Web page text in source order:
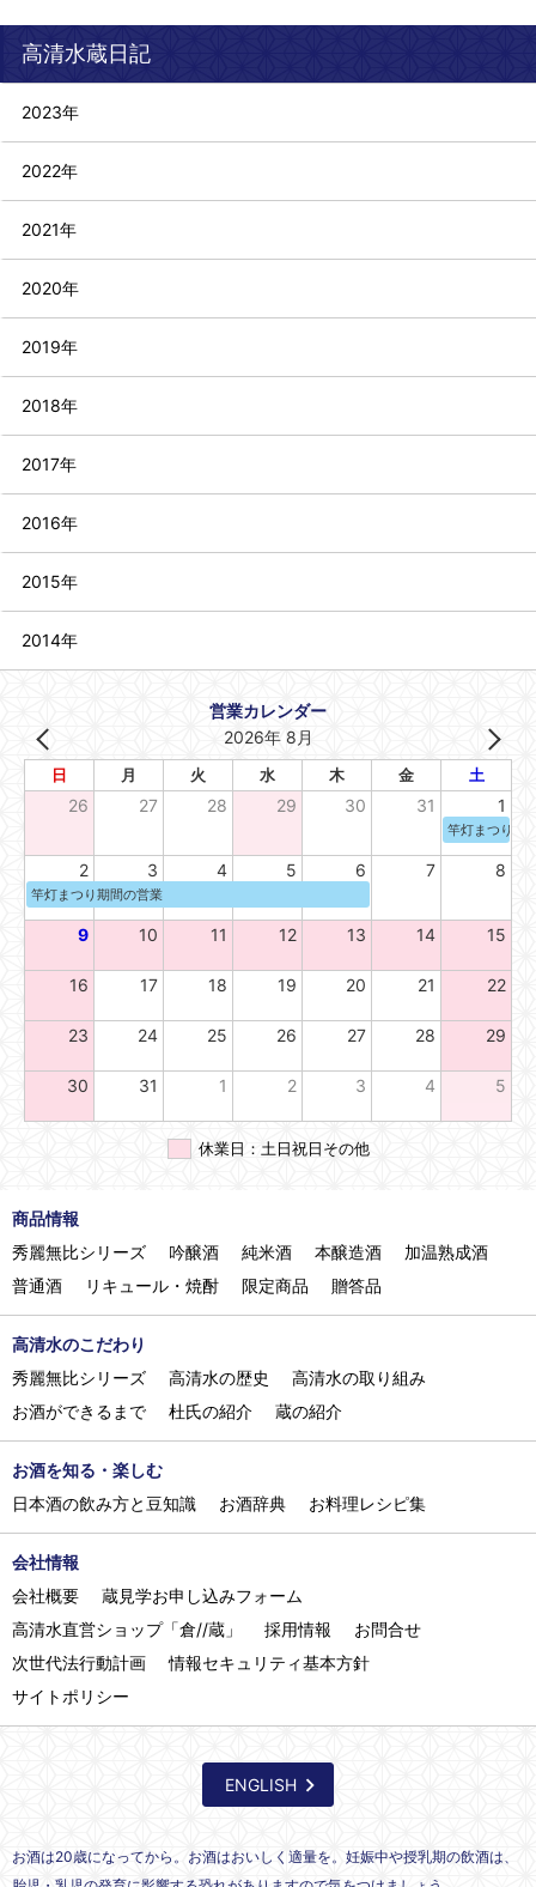
高清水蔵日記
2023年
2022年
2021年
2020年
2019年
2018年
2017年
2016年
2015年
2014年
商品情報
秀麗無比シリーズ
吟醸酒 純米酒 本醸造酒
加温熟成酒
普通酒
リキュール・焼酎 限定商品 贈答品
高清水のこだわり
秀麗無比シリーズ
高清水の歴史
高清水の取り組み
お酒ができるまで
杜氏の紹介 蔵の紹介
お酒を知る・楽しむ
日本酒の飲み方と豆知識
お酒辞典 お料理レシピ集
会社情報
会社概要
蔵見学お申し込みフォーム
高清水直営ショップ「倉//蔵」
採用情報
お問合せ
次世代法行動計画
情報セキュリティ基本方針
サイトポリシー
営業カレンダー
2026年 8月
日 月 火 水 木 金 土
26 27 28 29 30 31 1
竿灯まつり期
2 3 4 5 6 7 8
竿灯まつり期間の営業
9 10 11 12 13 14 15
16 17 18 19 20 21 22
23 24 25 26 27 28 29
30 31 1 2 3 4 5
休業日：土日祝日その他
ENGLISH
お酒は20歳になってから。お酒はおいしく適量を。妊娠中や授乳期の飲酒は、